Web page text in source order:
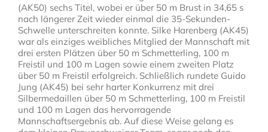
(AK50) sechs Titel, wobei er über 50 m Brust in 34,65 s
nach längerer Zeit wieder einmal die 35-Sekunden-
Schwelle unterschreiten konnte. Silke Harenberg (AK45)
war als einziges weibliches Mitglied der Mannschaft mit
drei ersten Plätzen über 50 m Schmetterling, 100 m
Freistil und 100 m Lagen sowie einem zweiten Platz
über 50 m Freistil erfolgreich. Schließlich rundete Guido
Jung (AK45) bei sehr harter Konkurrenz mit drei
Silbermedaillen über 50 m Schmetterling, 100 m Freistil
und 100 m Lagen das hervorragende
Mannschaftsergebnis ab. Auf diese Weise gelang es